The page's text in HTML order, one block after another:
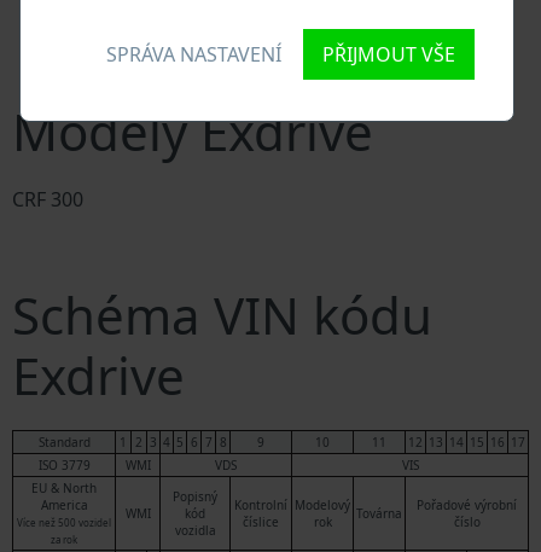
SPRÁVA NASTAVENÍ PŘIJMOUT VŠE
Databáze pojišťoven
Databáze soukromých společností
Modely Exdrive
CRF 300
Schéma VIN kódu
Exdrive
Standard 1 2 3 4 5 6 7 8 9 10 11 12 13 14 15 16 17
ISO 3779
WMI VDS
VIS
EU & North
America
Více než 500 vozidel
za rok
WMI
Popisný
kód
vozidla
Kontrolní
číslice
Modelový
rok
Továrna
Pořadové výrobní
číslo